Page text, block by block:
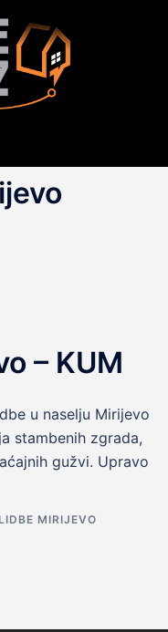
– KUM
u naselju Mirijevo
stambenih zgrada,
gužvi. Upravo
MIRIJEVO